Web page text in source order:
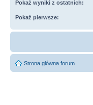
Pokaż wyniki z ostatnich:
Pokaż pierwsze:
Strona główna forum